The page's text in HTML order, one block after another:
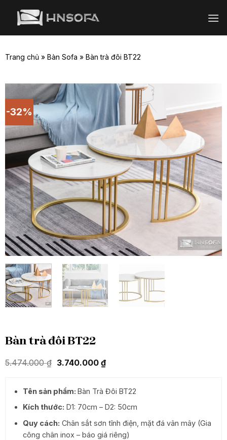
Trang chủ» Bàn Sofa » Bàn trà đôi BT22
-32%
Bàn trà đôi BT22
5.474.000₫ Giá
5.474.000 ₫.
3.740.000 ₫Giá
hiện
là:
3.740.000 ₫.
Tên sản phẩm: Bàn Trà Đôi BT22
Kích thước: D1: 70cm – D2: 50cm
Quy cách: Chân sắt sơn tĩnh điện, mặt đá vân mây (Gia
công chân inox – báo giá riêng)